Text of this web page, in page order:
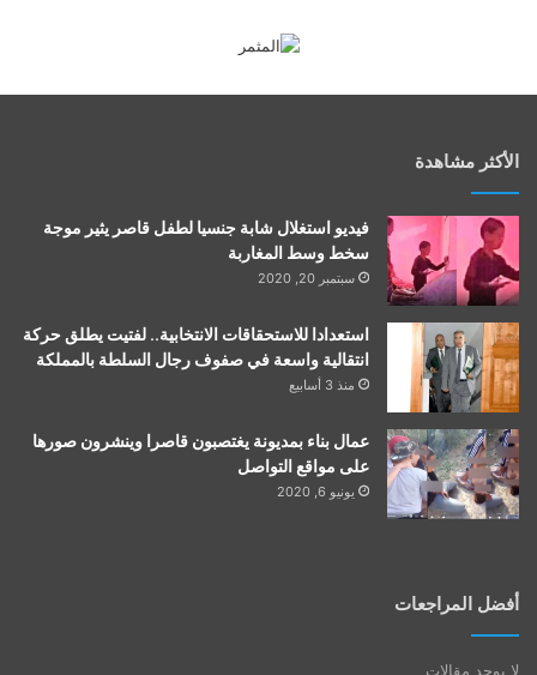
الأكثر مشاهدة
فيديو استغلال شابة جنسيا لطفل قاصر يثير موجة
سخط وسط المغاربة
سبتمبر 20, 2020
استعدادا للاستحقاقات الانتخابية.. لفتيت يطلق حركة
انتقالية واسعة في صفوف رجال السلطة بالمملكة
منذ 3 أسابيع
عمال بناء بمديونة يغتصبون قاصرا وينشرون صورها
على مواقع التواصل
يونيو 6, 2020
أفضل المراجعات
لا يوجد مقالات